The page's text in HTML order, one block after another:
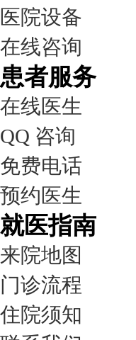
医院设备
在线咨询
患者服务
在线医生
QQ 咨询
免费电话
预约医生
就医指南
来院地图
门诊流程
住院须知